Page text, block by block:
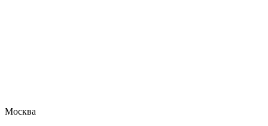
Москва